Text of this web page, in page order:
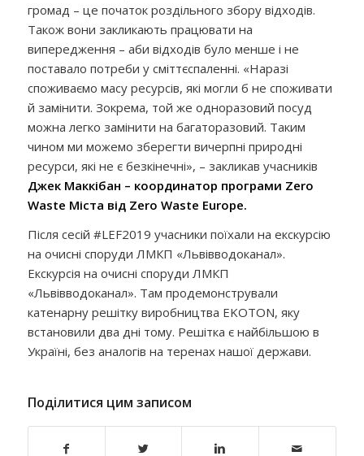
громад – це початок роздільного збору відходів.
Також вони закликають працювати на
випередження – аби відходів було менше і не
поставало потреби у сміттєспаленні. «Наразі
споживаємо масу ресурсів, які могли б не споживати
й замінити. Зокрема, той же одноразовий посуд
можна легко замінити на багаторазовий. Таким
чином ми можемо зберегти вичерпні природні
ресурси, які не є безкінечні», – закликав учасників
Джек Маккібан – координатор програми Zero
Waste Міста від Zero Waste Europe.
Після сесій #LEF2019 учасники поїхали на екскурсію
на очисні споруди ЛМКП «Львівводоканал».
Екскурсія на очисні споруди ЛМКП
«Львівводоканал». Там продемонстрували
катенарну решітку виробництва EKOTON, яку
встановили два дні тому. Решітка є найбільшою в
Україні, без аналогів на теренах нашої держави.
Поділитися цим записом